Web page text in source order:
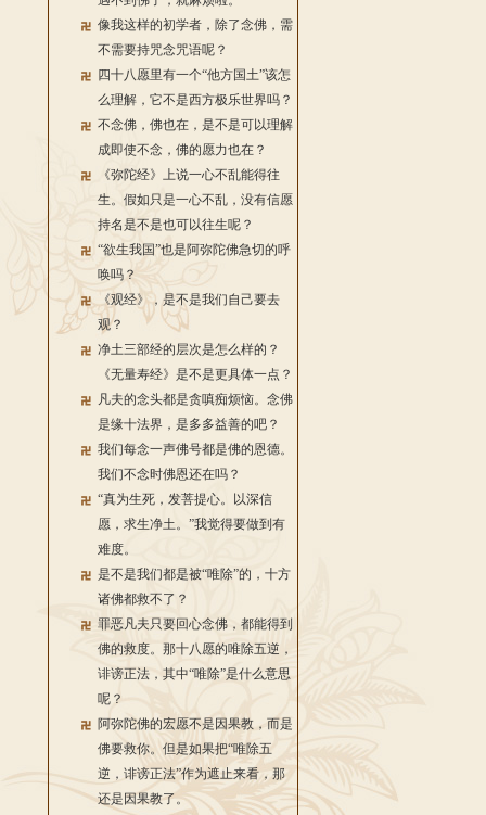
像我这样的初学者，除了念佛，需
不需要持咒念咒语呢？
四十八愿里有一个“他方国土”该怎
么理解，它不是西方极乐世界吗？
不念佛，佛也在，是不是可以理解
成即使不念，佛的愿力也在？
《弥陀经》上说一心不乱能得往
生。假如只是一心不乱，没有信愿
持名是不是也可以往生呢？
“欲生我国”也是阿弥陀佛急切的呼
唤吗？
《观经》，是不是我们自己要去
观？
净土三部经的层次是怎么样的？
《无量寿经》是不是更具体一点？
凡夫的念头都是贪嗔痴烦恼。念佛
是缘十法界，是多多益善的吧？
我们每念一声佛号都是佛的恩德。
我们不念时佛恩还在吗？
“真为生死，发菩提心。以深信
愿，求生净土。”我觉得要做到有
难度。
是不是我们都是被“唯除”的，十方
诸佛都救不了？
罪恶凡夫只要回心念佛，都能得到
佛的救度。那十八愿的唯除五逆，
诽谤正法，其中“唯除”是什么意思
呢？
阿弥陀佛的宏愿不是因果教，而是
佛要救你。但是如果把“唯除五
逆，诽谤正法”作为遮止来看，那
还是因果教了。